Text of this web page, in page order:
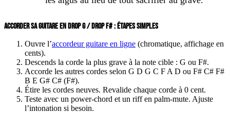
ACCORDER SA GUITARE EN DROP G / DROP F# : ÉTAPES SIMPLES
Ouvre l’accordeur guitare en ligne (chromatique, affichage en
cents).
Descends la corde la plus grave à la note cible : G ou F#.
Accorde les autres cordes selon G D G C F A D ou F# C# F#
B E G# C# (F#).
Étire les cordes neuves. Revalide chaque corde à 0 cent.
Teste avec un power-chord et un riff en palm-mute. Ajuste
l’intonation si besoin.